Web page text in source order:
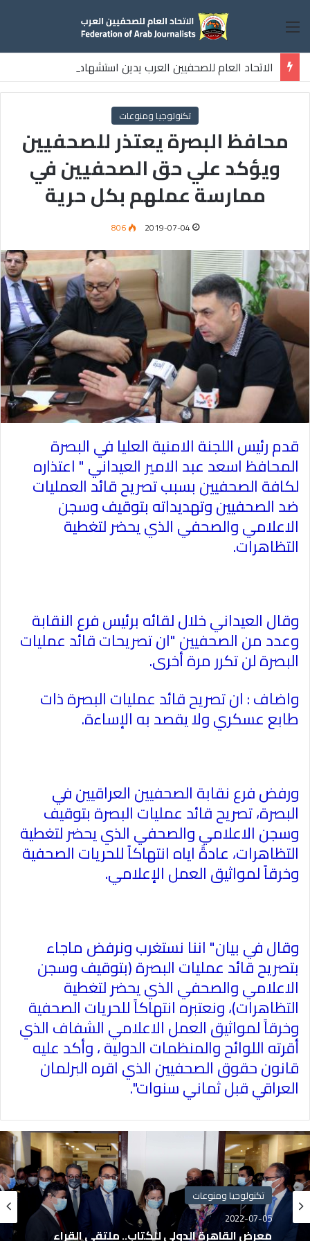
القائمة
الاتحاد العام للصحفيين العرب يدين استشهاد
ثلاثة صحفيين فلسطينيين باستهداف إسرائيلي وسط قطاع غزة
تكنولوجيا ومنوعات
محافظ البصرة يعتذر للصحفيين
ويؤكد علي حق الصحفيين في
ممارسة عملهم بكل حرية
2019-07-04
806
قدم رئيس اللجنة الامنية العليا في البصرة
المحافظ اسعد عبد الامير العيداني " اعتذاره
لكافة الصحفيين بسبب تصريح قائد العمليات
ضد الصحفيين وتهديداته بتوقيف وسجن
الاعلامي والصحفي الذي يحضر لتغطية
التظاهرات.
وقال العيداني خلال لقائه برئيس فرع النقابة
وعدد من الصحفيين "ان تصريحات قائد عمليات
البصرة لن تكرر مرة أخرى.
واضاف : ان تصريح قائد عمليات البصرة ذات
طابع عسكري ولا يقصد به الإساءة.
ورفض فرع نقابة الصحفيين العراقيين في
البصرة، تصريح قائد عمليات البصرة بتوقيف
وسجن الاعلامي والصحفي الذي يحضر لتغطية
التظاهرات، عادةً اياه انتهاكاً للحريات الصحفية
وخرقاً لمواثيق العمل الإعلامي.
وقال في بيان" اننا نستغرب ونرفض ماجاء
بتصريح قائد عمليات البصرة (بتوقيف وسجن
الاعلامي والصحفي الذي يحضر لتغطية
التظاهرات)، ونعتبره انتهاكاً للحريات الصحفية
وخرقاً لمواثيق العمل الاعلامي الشفاف الذي
أقرته اللوائح والمنظمات الدولية ، وأكد عليه
قانون حقوق الصحفيين الذي اقره البرلمان
العراقي قبل ثماني سنوات".
تكنولوجيا ومنوعات
2022-07-05
معرض القاهرة الدولي للكتاب.. ملتقى القراء